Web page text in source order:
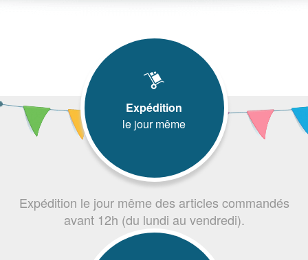
Expédition
le jour même
Expédition le jour même des articles commandés
avant 12h (du lundi au vendredi).